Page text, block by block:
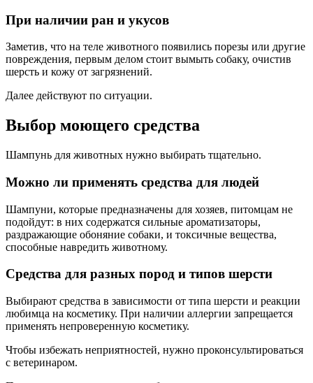
При наличии ран и укусов
Заметив, что на теле животного появились порезы или другие
повреждения, первым делом стоит вымыть собаку, очистив
шерсть и кожу от загрязнений.
Далее действуют по ситуации.
Выбор моющего средства
Шампунь для животных нужно выбирать тщательно.
Можно ли применять средства для людей
Шампуни, которые предназначены для хозяев, питомцам не
подойдут: в них содержатся сильные ароматизаторы,
раздражающие обоняние собаки, и токсичные вещества,
способные навредить животному.
Средства для разных пород и типов шерсти
Выбирают средства в зависимости от типа шерсти и реакции
любимца на косметику. При наличии аллергии запрещается
применять непроверенную косметику.
Чтобы избежать неприятностей, нужно проконсультироваться
с ветеринаром.